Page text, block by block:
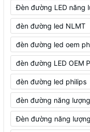
Đèn đường LED năng
đèn đường led NLMT
đèn đường led oem
đèn đường LED OEM
đèn đường led philips
đèn đường năng
Đèn đường năng